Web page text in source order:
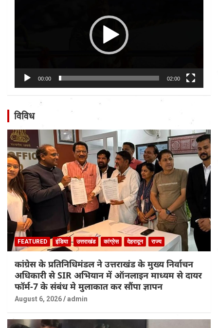
00:00 02:00
विविध
FEATURED इंडिया उत्तराखंड कांग्रेस देहरादून राज्य
कांग्रेस के प्रतिनिधिमंडल ने उत्तराखंड के मुख्य निर्वाचन
अधिकारी से SIR अभियान में ऑनलाइन माध्यम से दायर
फॉर्म-7 के संबंध मे मुलाकात कर सौंपा ज्ञापन
August 6, 2026 admin